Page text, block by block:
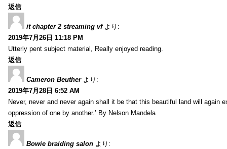
返信
it chapter 2 streaming vf より:
2019年7月26日 11:18 PM
Utterly pent subject material, Really enjoyed reading.
返信
Cameron Beuther より:
2019年7月28日 6:52 AM
Never, never and never again shall it be that this beautiful land will again
oppression of one by another.’ By Nelson Mandela
返信
Bowie braiding salon より: